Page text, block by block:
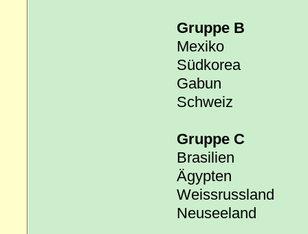
Gruppe B
Mexiko
Südkorea
Gabun
Schweiz
Gruppe C
Brasilien
Ägypten
Weissrussland
Neuseeland